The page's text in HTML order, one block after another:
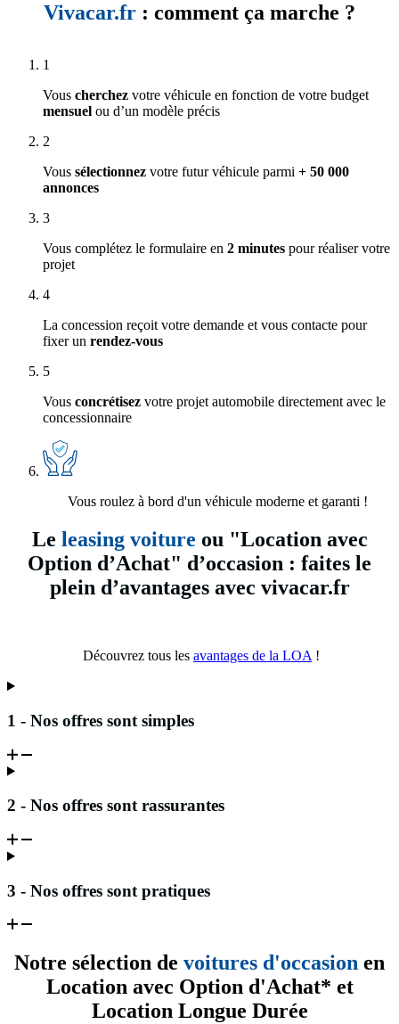
Vivacar.fr : comment ça marche ?
1
Vous cherchez votre véhicule en fonction de votre budget
mensuel ou d’un modèle précis
2
Vous sélectionnez votre futur véhicule parmi + 50 000
annonces
3
Vous complétez le formulaire en 2 minutes pour réaliser votre
projet
4
La concession reçoit votre demande et vous contacte pour
fixer un rendez-vous
5
Vous concrétisez votre projet automobile directement avec le
concessionnaire
Vous roulez à bord d'un véhicule moderne et garanti !
Le leasing voiture ou "Location avec
Option d’Achat" d’occasion : faites le
plein d’avantages avec vivacar.fr
Découvrez tous les avantages de la LOA !
1 - Nos offres sont simples
2 - Nos offres sont rassurantes
3 - Nos offres sont pratiques
Notre sélection de voitures d'occasion en
Location avec Option d'Achat* et
Location Longue Durée